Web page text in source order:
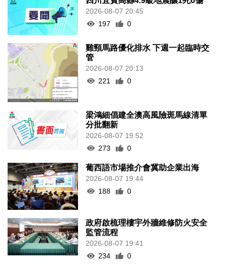
2026-08-07 20:45
197
0
雞頸馬路優化排水 下週一起臨時交
管
2026-08-07 20:13
221
0
梁鴻細倡建全澳高風險斑馬線清單
分批翻新
2026-08-07 19:52
273
0
葡西語市場推介會冀助企業出海
2026-08-07 19:44
188
0
政府啟梳理樓宇外牆維修防火安全
監管流程
2026-08-07 19:41
234
0